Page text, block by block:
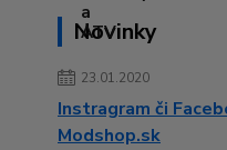
Novinky
23.01.2020
Instragram či
Modshop.sk